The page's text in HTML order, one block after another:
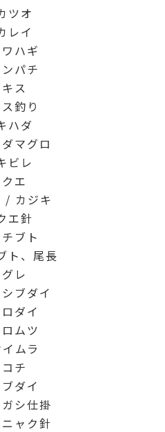
ツオ
レイ
ハギ
パチ
キス
釣り
ハダ
マグロ
ビレ
クエ
/ カジキ
エ針
ブト
ト、尾長
グレ
ブダイ
ダイ
ムツ
ムラ
コチ
ダイ
シ仕掛
ャク針